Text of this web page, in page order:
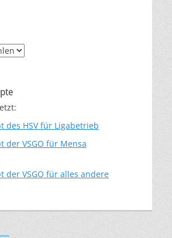
des HSV für Ligabetrieb
der VSGO für Mensa
der VSGO für alles andere